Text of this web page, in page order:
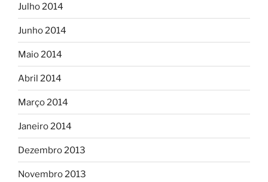
Julho 2014
Junho 2014
Maio 2014
Abril 2014
Março 2014
Janeiro 2014
Dezembro 2013
Novembro 2013